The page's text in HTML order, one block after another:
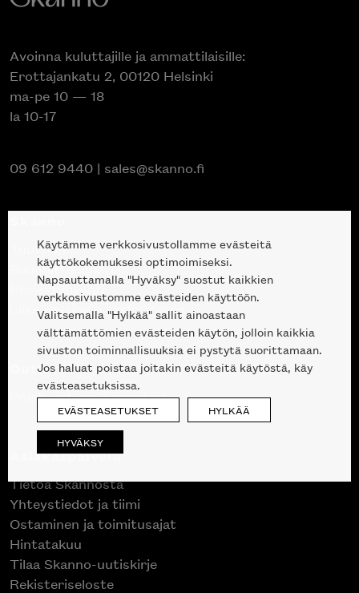
Avoinna kuluttajille ja ammattilaisille:
Erottajankatu 2, 00120 Helsinki
ma-pe 10 — 18
la 10-17
09 612 9440 | sales@skanno.fi
Tuotteet
Suunnittelupalvelu
Projektimyynti
Liike Helsingin keskustassa
Outlet
Poistuvat mallikappaleet
Asiakaspalvelu
Tietoa Skannosta
Yhteystiedot ja tiimi
Ostaminen ja toimitusajat
Hintatakuu
Tilaa Skanno-uutiskirje
Rekisteriseloste
Käytämme verkkosivustollamme evästeitä
käyttökokemuksesi optimoimiseksi.
Napsauttamalla "Hyväksy" suostut kaikkien
verkkosivustomme evästeiden käyttöön.
Valitsemalla "Hylkää" sallit ainoastaan
välttämättömien evästeiden käytön, jolloin kaikkia
sivuston toiminnallisuuksia ei pystytä suorittamaan.
Jos haluat poistaa joitakin evästeitä käytöstä, käy
evästeasetuksissa.
EVÄSTEASETUKSET HYLKÄÄ
HYVÄKSY